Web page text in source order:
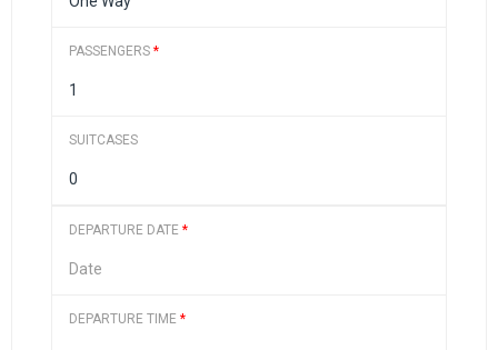
PASSENGERS *
SUITCASES
DEPARTURE DATE *
DEPARTURE TIME *